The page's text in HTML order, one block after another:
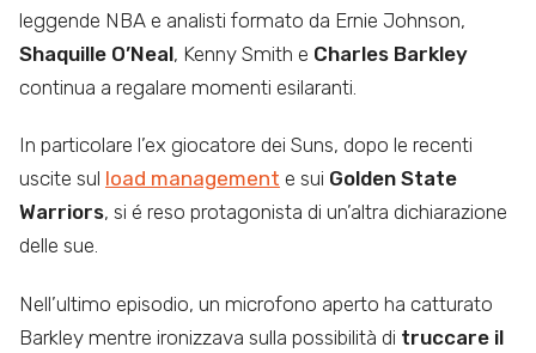
leggende NBA e analisti formato da Ernie Johnson,
Shaquille O’Neal, Kenny Smith e Charles Barkley
continua a regalare momenti esilaranti.
In particolare l’ex giocatore dei Suns, dopo le recenti
uscite sul load management e sui Golden State
Warriors, si é reso protagonista di un’altra dichiarazione
delle sue.
Nell’ultimo episodio, un microfono aperto ha catturato
Barkley mentre ironizzava sulla possibilità di truccare il